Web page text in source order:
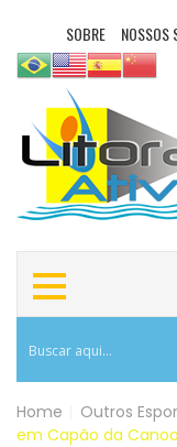
SOBRE NOSSOS
Home Outros
em Capão da